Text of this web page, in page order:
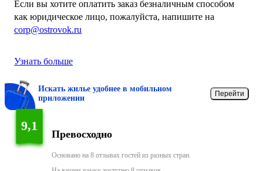
Если вы хотите оплатить заказ безналичным способом
как юридическое лицо, пожалуйста, напишите на
corp@ostrovok.ru
Узнать больше
Искать жилье удобнее в мобильном
приложении
Перейти
9,1
Превосходно
Основано на 8 отзывах гостей из разных стран.